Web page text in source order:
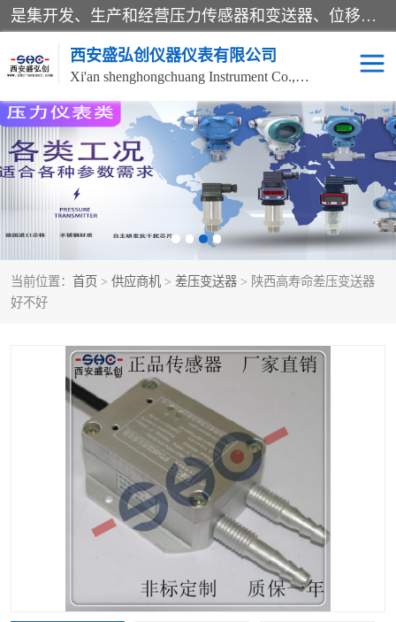
是集开发、生产和经营压力传感器和变送器、位移传感器和变送器、流量传感器和变送器、称重传感器和变送器、测力传感器和变送器、温湿度传感器和变送器、扭矩传感器、智能数显控制仪表等产品的化高新技术企业。
西安盛弘创仪器仪表有限公司
Xi'an shenghongchuang Instrument Co., Ltd
当前位置： 首页 > 供应商机 > 差压变送器 > 陕西高寿命差压变送器
好不好
称重传感器 超声波流量计
压力变送器 通用型压力变送器
液位变送器 流量计
位移传感器 差压变送器